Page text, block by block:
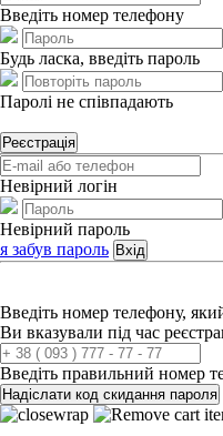
Введіть номер телефону
Будь ласка, введіть пароль
Паролі не співпадають
Реєстрація
Невірний логін
Невірний пароль
я забув пароль Вхід
Введіть номер телефону,
Ви вказували під час
Введіть правильний номер
Надіслати код скидання пароля